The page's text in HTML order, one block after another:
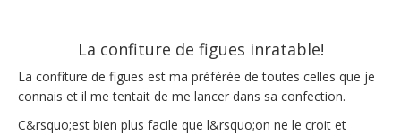
La confiture de figues inratable!
La confiture de figues est ma préférée de toutes celles que je
connais et il me tentait de me lancer dans sa confection.
C&rsquo;est bien plus facile que l&rsquo;on ne le croit et